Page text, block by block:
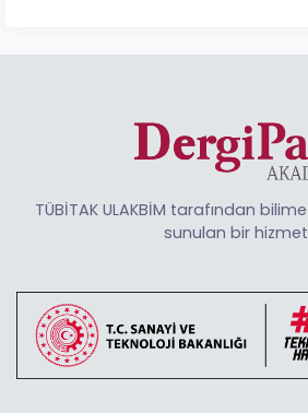
TÜBİTAK ULAKBİM tarafından
sunulan bir